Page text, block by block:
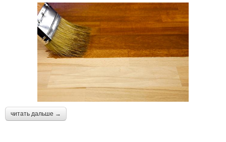
читать дальше →